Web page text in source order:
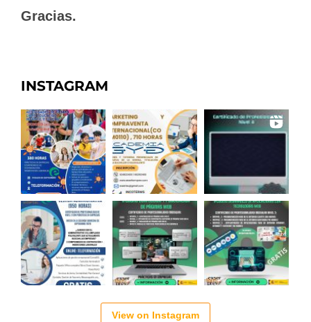
Gracias.
INSTAGRAM
View on Instagram